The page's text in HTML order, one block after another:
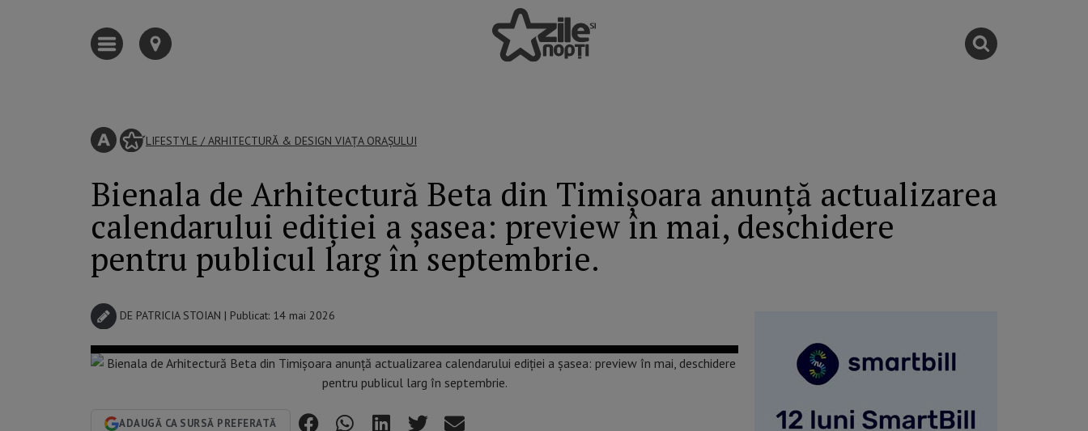
LIFESTYLE / ARHITECTURĂ & DESIGN VIAȚA ORAȘULUI
Bienala de Arhitectură Beta din Timișoara anunță actualizarea
calendarului ediției a șasea: preview în mai, deschidere
pentru publicul larg în septembrie.
DE PATRICIA STOIAN | Publicat: 14 mai 2026
ADAUGĂ CA SURSĂ PREFERATĂ